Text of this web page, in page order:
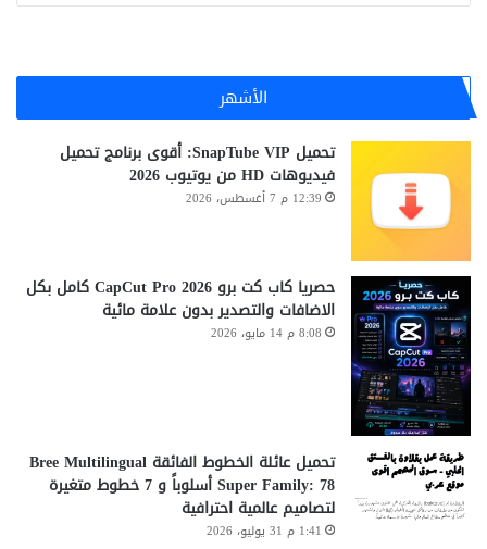
الأشهر
تحميل SnapTube VIP: أقوى برنامج تحميل
فيديوهات HD من يوتيوب 2026
12:39 م 7 أغسطس، 2026
حصريا كاب كت برو CapCut Pro 2026 كامل بكل
الاضافات والتصدير بدون علامة مائية
8:08 م 14 مايو، 2026
تحميل عائلة الخطوط الفائقة Bree Multilingual
Super Family: 78 أسلوباً و 7 خطوط متغيرة
لتصاميم عالمية احترافية
1:41 م 31 يوليو، 2026